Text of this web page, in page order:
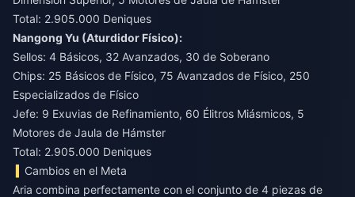
Total: 2.905.000 Deniques
Nangong Yu (Aturdidor Físico):
Sellos: 4 Básicos, 32 Avanzados, 30 de Soberano
Chips: 25 Básicos de Físico, 75 Avanzados de Físico, 250
Especializados de Físico
Jefe: 9 Exuvias de Refinamiento, 60 Élitros Miásmicos, 5
Motores de Jaula de Hámster
Total: 2.905.000 Deniques
Cambios en el Meta
Aria combina perfectamente con el conjunto de 4 piezas de